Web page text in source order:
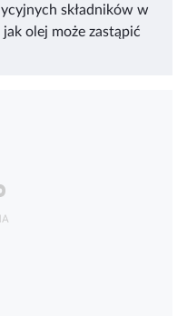
składników w
olej może zastąpić